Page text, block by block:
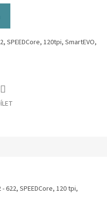
SPEEDCore, 120tpi, SmartEVO,
622, SPEEDCore, 120 tpi,